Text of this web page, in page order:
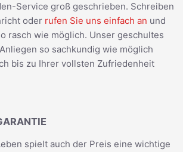
Service groß geschrieben. Schreiben
oder rufen Sie uns einfach an und
rasch wie möglich. Unser geschultes
so sachkundig wie möglich
bis zu Ihrer vollsten Zufriedenheit
spielt auch der Preis eine wichtige